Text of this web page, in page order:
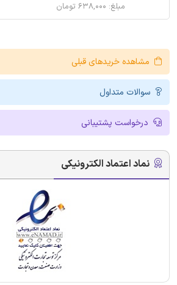
مبلغ: ۶۳۸,۰۰۰ تومان
مشاهده خریدهای قبلی
سوالات متداول
درخواست پشتیبانی
نماد اعتماد الکترونیکی